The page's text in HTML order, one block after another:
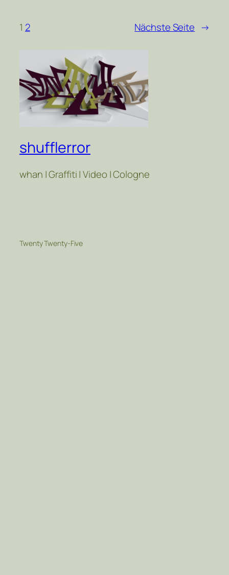
1 2 Nächste Seite →
shufflerror
whan | Graffiti | Video | Cologne
Twenty Twenty-Five